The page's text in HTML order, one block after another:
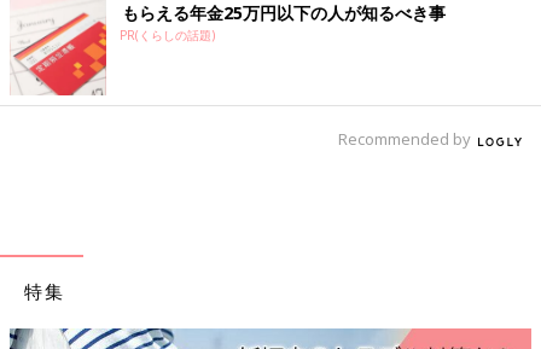
もらえる年金25万円以下の人が知るべき事
PR(くらしの話題)
Recommended by
特集